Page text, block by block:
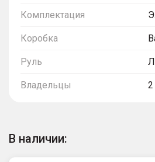
Комплектация
Коробка
Руль
Владельцы 2
В наличии: